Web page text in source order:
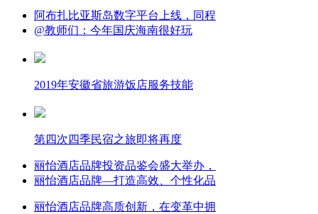
阿布扎比亚斯岛数字平台上线，同程
@教师们：今年国庆海南很好玩
2019年安徽省旅游饭店服务技能
第四次四季民宿之旅即将再度
丽怡酒店品牌投资品鉴会盛大举办，
丽怡酒店品牌—打造高效、个性化品
丽怡酒店品牌高质创新，在变革中拥